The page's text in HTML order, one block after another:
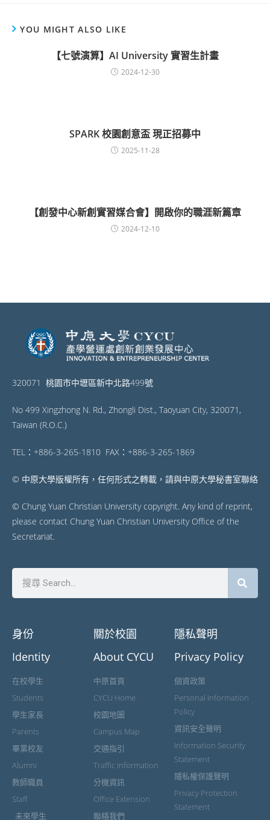
YOU MIGHT ALSO LIKE
【七號演算】AI University 實習生計畫
2024-12-30
SPARK 校園創意盃 現正招募中
2025-11-28
【創發中心新創實習媒合會】開啟你的職涯新篇章
2024-12-10
320071 桃園市中壢區新中北路499號
No 499 Xingzhong N. Rd., Zhongli Dist., Taoyuan City, 320071,
Taiwan (R.O.C.)
TEL：+886-3-265-1810 FAX：+886-3-265-1869
© 中原大學版權所有，任何形式之轉載，請與中原大學秘書室聯絡
© Chung Yuan Christian University copyright. Any kind of reprint,
please contact Chung Yuan Christian University Office of the
Secretariat.
身份
Identity
在校學生
Students
學生家長
Parents
畢業校友
Alumni
教師職員
Staff
未來學生
關於校園
About CYCU
中原首頁
CYCU Home
校園地圖
Campus Map
交通指引
Traffic Information
分機資訊
Office Extension
聯絡我們
隱私聲明
Privacy Policy
個資政策
Personal Information
Policy
資訊安全聲明
Information Security
Statement
隱私權保護聲明
Privacy Protection
Statement